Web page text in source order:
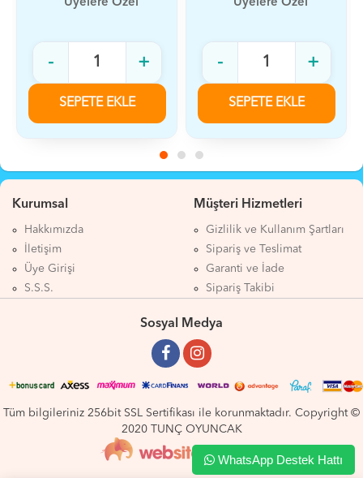
Üyelere Özel
+
SEPETE EKLE
Üyelere Özel
+
SEPETE EKLE
Kurumsal
Hakkımızda
İletişim
Üye Girişi
S.S.S.
Müşteri Hizmetleri
Gizlilik ve Kullanım Şartları
Sipariş ve Teslimat
Garanti ve İade
Sipariş Takibi
Sosyal Medya
Tüm bilgileriniz 256bit SSL Sertifikası ile korunmaktadır. Copyright ©
2020 TUNÇ OYUNCAK
WhatsApp Destek Hattı